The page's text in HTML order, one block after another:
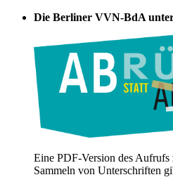
Die Berliner VVN-BdA
Eine PDF-Version des Aufrufs
Sammeln von Unterschriften